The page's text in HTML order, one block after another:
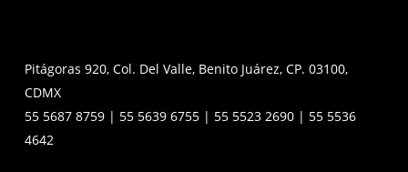
Pitágoras 920, Col. Del Valle, Benito Juárez, CP. 03100,
CDMX
55 5687 8759 | 55 5639 6755 | 55 5523 2690 | 55 5536
4642